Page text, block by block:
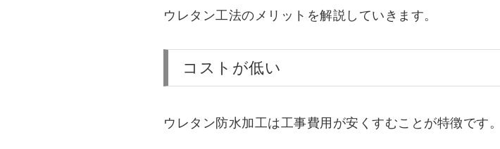
ウレタン工法のメリットを解説していきます。
コストが低い
ウレタン防水加工は工事費用が安くすむことが特徴です。